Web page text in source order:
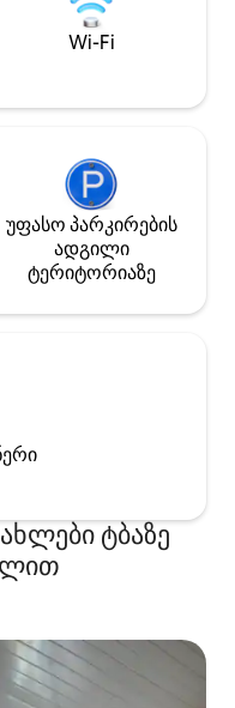
საუკეთესო
ცხოვრებასთან,
ცენტრებთან
მოკლევადიანი
ჯგუფებისთვის ან
Wi-Fi
უფასო პარკირების
ადგილი
ტერიტორიაზე
ტბაზე